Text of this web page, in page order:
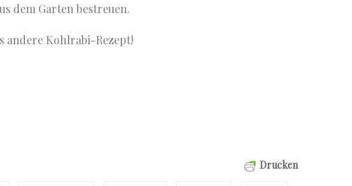
dem Garten bestreuen.
andere Kohlrabi-Rezept!
Drucken